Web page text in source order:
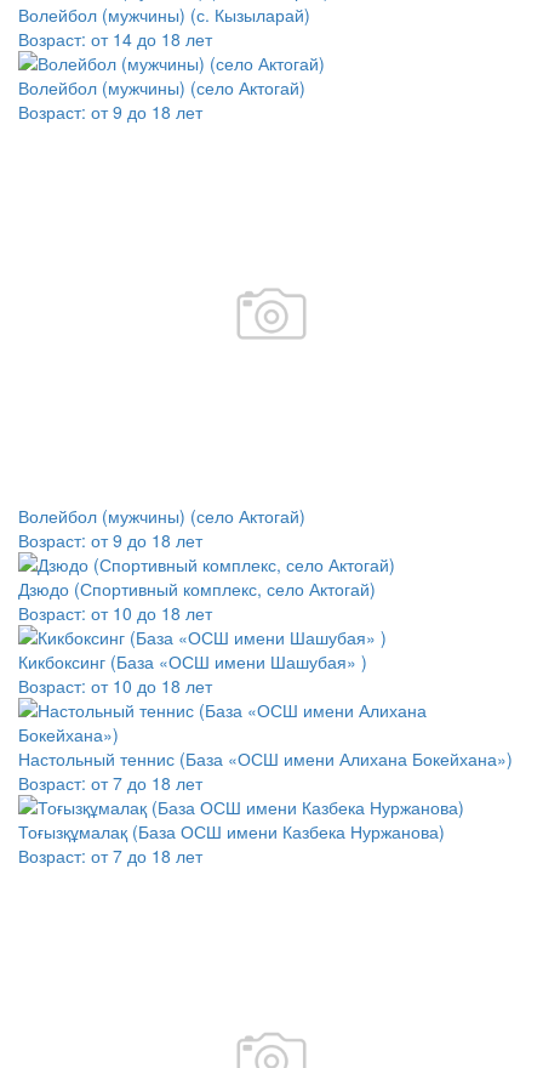
Волейбол (мужчины) (с. Кызыларай)
Возраст: от 14 до 18 лет
Волейбол (мужчины) (село Актогай)
Возраст: от 9 до 18 лет
Волейбол (мужчины) (село Актогай)
Возраст: от 9 до 18 лет
Дзюдо (Спортивный комплекс, село Актогай)
Возраст: от 10 до 18 лет
Кикбоксинг (База «ОСШ имени Шашубая» )
Возраст: от 10 до 18 лет
Настольный теннис (База «ОСШ имени Алихана Бокейхана»)
Возраст: от 7 до 18 лет
Тоғызқұмалақ (База ОСШ имени Казбека Нуржанова)
Возраст: от 7 до 18 лет